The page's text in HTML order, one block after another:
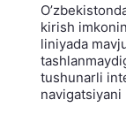
kirish
liniyada
tushunarli